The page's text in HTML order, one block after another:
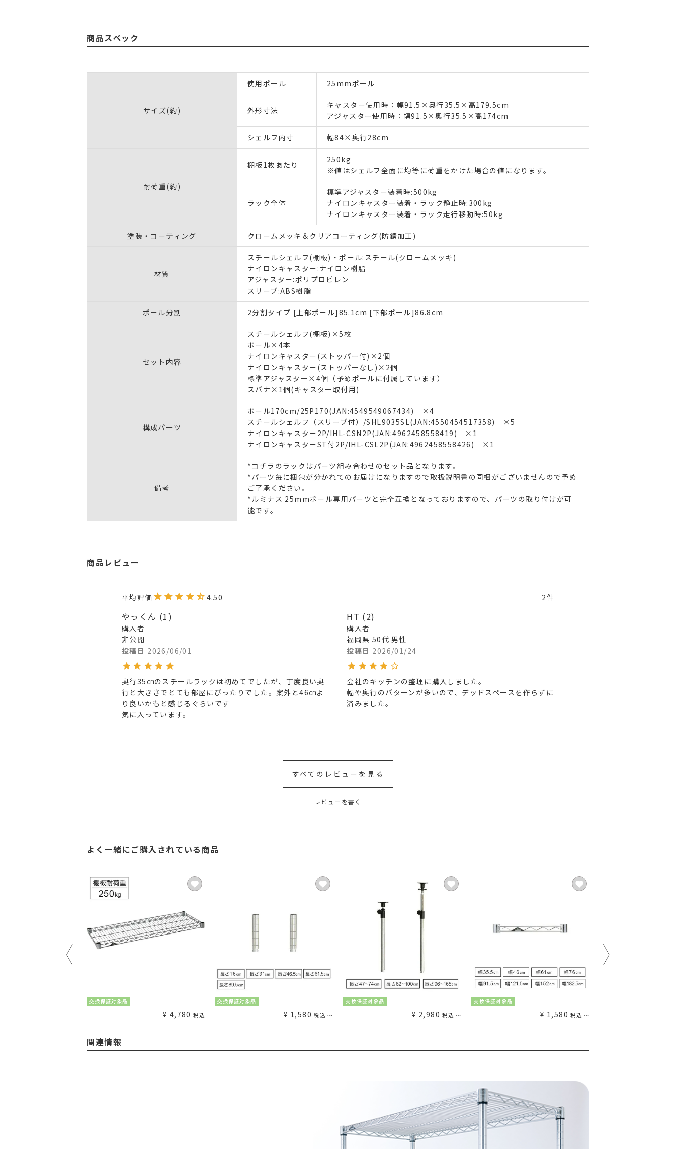
商品スペック
サイズ(約)
使用ポール 25mmポール
外形寸法
キャスター使用時：幅91.5×奥行35.5×高179.5cm
アジャスター使用時：幅91.5×奥行35.5×高174cm
シェルフ内寸 幅84×奥行28cm
耐荷重(約)
棚板1枚あたり
250kg
※値はシェルフ全面に均等に荷重をかけた場合の値になります。
ラック全体
標準アジャスター装着時:500kg
ナイロンキャスター装着・ラック静止時:300kg
ナイロンキャスター装着・ラック走行移動時:50kg
塗装・コーティング クロームメッキ＆クリアコーティング(防錆加工)
材質
スチールシェルフ(棚板)・ポール:スチール(クロームメッキ)
ナイロンキャスター:ナイロン樹脂
アジャスター:ポリプロピレン
スリーブ:ABS樹脂
ポール分割 2分割タイプ [上部ポール]85.1cm [下部ポール]86.8cm
セット内容
スチールシェルフ(棚板)×5枚
ポール×4本
ナイロンキャスター(ストッパー付)×2個
ナイロンキャスター(ストッパーなし)×2個
標準アジャスター×4個（予めポールに付属しています）
スパナ×1個(キャスター取付用)
構成パーツ
ポール170cm/25P170(JAN:4549549067434) ×4
スチールシェルフ（スリーブ付）/SHL9035SL(JAN:4550454517358) ×5
ナイロンキャスター2P/IHL-CSN2P(JAN:4962458558419) ×1
ナイロンキャスターST付2P/IHL-CSL2P(JAN:4962458558426) ×1
備考
*コチラのラックはパーツ組み合わせのセット品となります。
*パーツ毎に梱包が分かれてのお届けになりますので取扱説明書の同梱がございませんので予め
ご了承ください。
*ルミナス 25mmポール専用パーツと完全互換となっておりますので、パーツの取り付けが可
能です。
商品レビュー
4.50 2
やっくん 1
購入者
非公開
投稿日 2026/06/01
奥行35㎝のスチールラックは初めてでしたが、丁度良い奥
行と大きさでとても部屋にぴったりでした。案外と46㎝よ
り良いかもと感じるぐらいです
気に入っています。
HT 2
購入者
福岡県 50代 男性
投稿日 2026/01/24
会社のキッチンの整理に購入しました。
幅や奥行のパターンが多いので、デッドスペースを作らずに
済みました。
すべてのレビューを見る
レビューを書く
よく一緒にご購入されている商品
交換保証対象品
¥ 4,780 税込
交換保証対象品
¥ 1,580 税込 〜
交換保証対象品
¥ 2,980 税込 〜
交換保証対象品
¥ 1,580 税込 〜
関連情報